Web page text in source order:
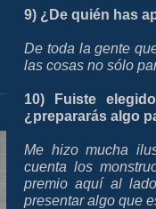
9) ¿De quién has
De toda la gente
las cosas no sólo
10) Fuiste
¿prepararás algo
Me hizo mucha
cuenta los
premio aquí al
presentar algo que